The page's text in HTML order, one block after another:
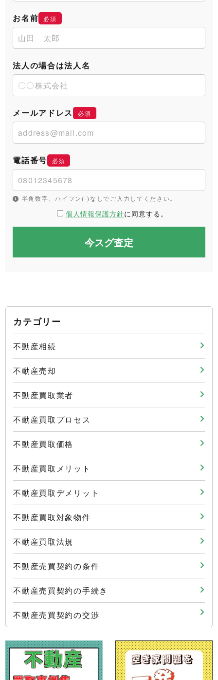
お名前 必須
法人の場合は法人名
メールアドレス 必須
電話番号 必須
半角数字、ハイフン(-)なしでご入力してください。
個人情報保護方針に同意する。
カテゴリー
不動産相続
不動産売却
不動産買取業者
不動産買取プロセス
不動産買取価格
不動産買取メリット
不動産買取デメリット
不動産買取対象物件
不動産買取法規
不動産売買契約の条件
不動産売買契約の手続き
不動産売買契約の交渉